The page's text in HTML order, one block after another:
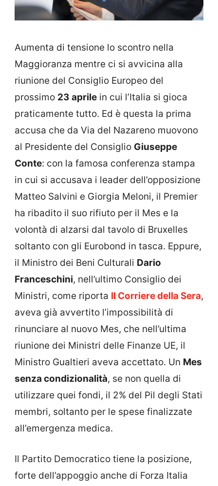
Aumenta di tensione lo scontro nella
Maggioranza mentre ci si avvicina alla
riunione del Consiglio Europeo del
prossimo 23 aprile in cui l’Italia si gioca
praticamente tutto. Ed è questa la prima
accusa che da Via del Nazareno muovono
al Presidente del Consiglio Giuseppe
Conte: con la famosa conferenza stampa
in cui si accusava i leader dell’opposizione
Matteo Salvini e Giorgia Meloni, il Premier
ha ribadito il suo rifiuto per il Mes e la
volontà di alzarsi dal tavolo di Bruxelles
soltanto con gli Eurobond in tasca. Eppure,
il Ministro dei Beni Culturali Dario
Franceschini, nell’ultimo Consiglio dei
Ministri, come riporta Il Corriere della Sera,
aveva già avvertito l’impossibilità di
rinunciare al nuovo Mes, che nell’ultima
riunione dei Ministri delle Finanze UE, il
Ministro Gualtieri aveva accettato. Un Mes
senza condizionalità, se non quella di
utilizzare quei fondi, il 2% del Pil degli Stati
membri, soltanto per le spese finalizzate
all’emergenza medica.
Il Partito Democratico tiene la posizione,
forte dell’appoggio anche di Forza Italia